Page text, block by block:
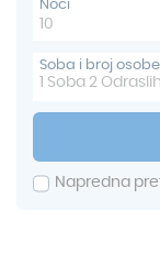
Noći
Soba i broj osobe
Soba 2 Odraslih
Napredna